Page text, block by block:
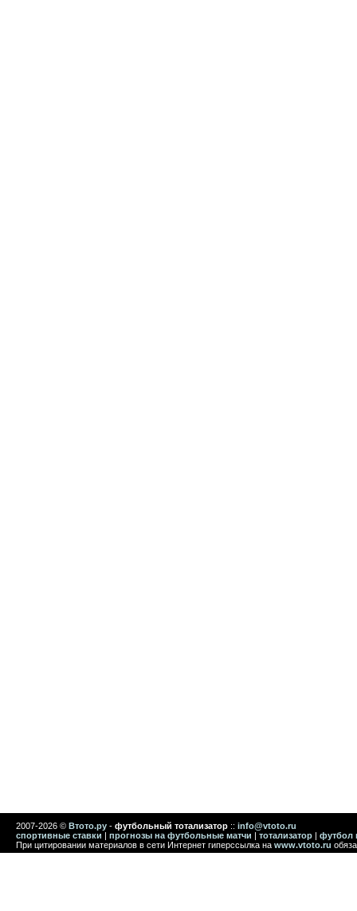
2007-2026 © Втото.ру - футбольный тотализатор :: info@vtoto.ru
спортивные ставки | прогнозы на футбольные матчи | тотализатор | футбол
При цитировании материалов в сети Интернет гиперссылка на www.vtoto.ru